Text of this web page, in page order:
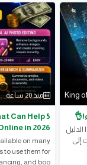
King
إلى
منذ 20 ساعة
Can Help
in 2026
on many
to use them for
and boo...